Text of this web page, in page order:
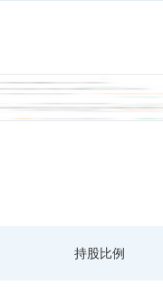
持股比例